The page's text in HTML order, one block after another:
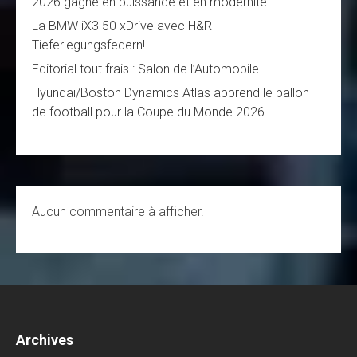
La BMW iX3 50 xDrive avec H&R
Tieferlegungsfedern!
Editorial tout frais : Salon de l’Automobile
Hyundai/Boston Dynamics Atlas apprend le ballon
de football pour la Coupe du Monde 2026
Aucun commentaire à afficher.
Archives